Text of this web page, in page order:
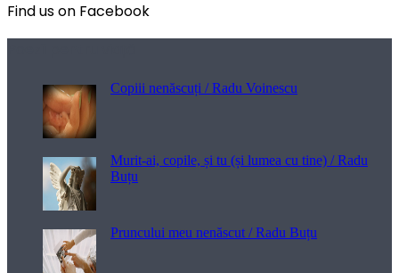
Find us on Facebook
Copiii nenăscuți / Radu Voinescu
Murit-ai, copile, și tu (și lumea cu tine) / Radu
Buțu
Pruncului meu nenăscut / Radu Buțu